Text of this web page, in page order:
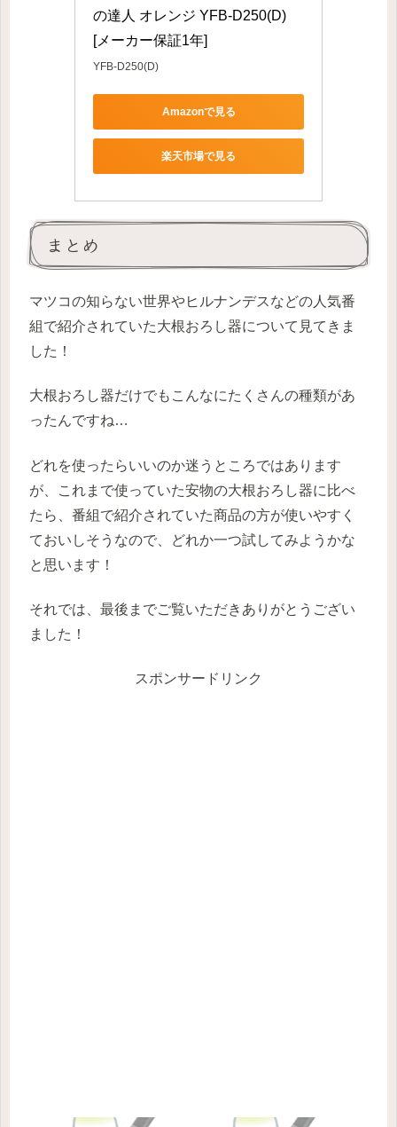
の達人 オレンジ YFB-D250(D)
[メーカー保証1年]
YFB-D250(D)
Amazonで見る
楽天市場で見る
まとめ
マツコの知らない世界やヒルナンデスなどの人気番
組で紹介されていた大根おろし器について見てきま
した！
大根おろし器だけでもこんなにたくさんの種類があ
ったんですね…
どれを使ったらいいのか迷うところではあります
が、これまで使っていた安物の大根おろし器に比べ
たら、番組で紹介されていた商品の方が使いやすく
ておいしそうなので、どれか一つ試してみようかな
と思います！
それでは、最後までご覧いただきありがとうござい
ました！
スポンサードリンク